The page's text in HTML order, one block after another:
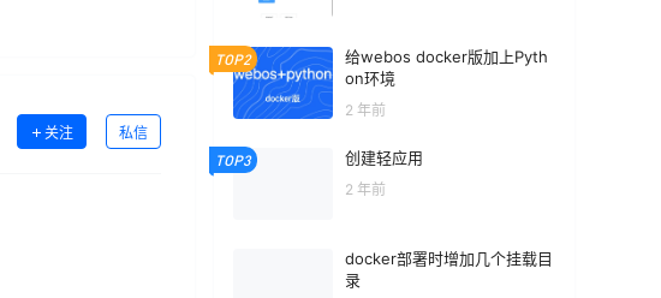
关注 私信
TOP2
给webos docker版加上Pyth
on环境
2 年前
TOP3 创建轻应用
2 年前
docker部署时增加几个挂载目
录